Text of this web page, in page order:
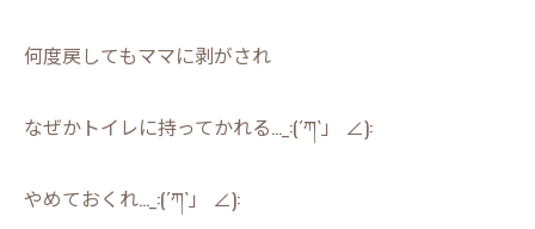
何度戻してもママに剥がされ
なぜかトイレに持ってかれる…_:(´ཀ`」 ∠):
やめておくれ…_:(´ཀ`」 ∠):